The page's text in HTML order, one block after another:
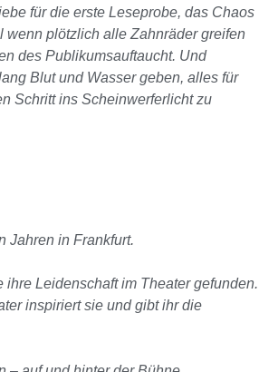
für die erste Leseprobe, das Chaos
wenn plötzlich alle Zahnräder greifen
des Publikumsauftaucht. Und
Blut und Wasser geben, alles für
Schritt ins Scheinwerferlicht zu
Jahren in Frankfurt.
Leidenschaft im Theater gefunden.
inspiriert sie und gibt ihr die